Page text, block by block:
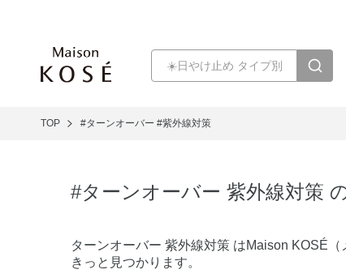
TOP #ターンオーバー #紫外線対策
#ターンオーバー 紫外線対策
ターンオーバー 紫外線対策 はMaison KOSÉ
きっと見つかります。